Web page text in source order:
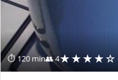
⏱ 120 min👥 4★★★★☆